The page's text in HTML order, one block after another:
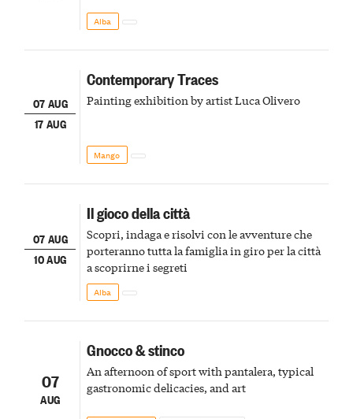
Alba
07 AUG
17 AUG
Contemporary Traces
Painting exhibition by artist Luca Olivero
Mango
07 AUG
10 AUG
Il gioco della città
Scopri, indaga e risolvi con le avventure che
porteranno tutta la famiglia in giro per la città
a scoprirne i segreti
Alba
07
AUG
Gnocco & stinco
An afternoon of sport with pantalera, typical
gastronomic delicacies, and art